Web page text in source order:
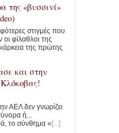
της «βυσσινί»
στιγμές που
φίλαθλοι της
της πρώτης
και στην
ΑΕΛ δεν γνωρίζει
ή...
το σύνθημα « [...]